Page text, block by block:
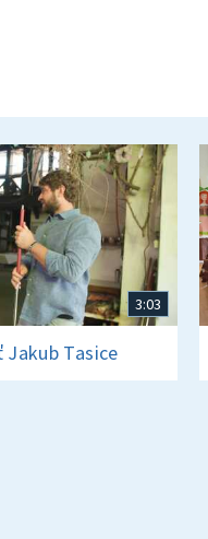
3:03
Jakub Tasice